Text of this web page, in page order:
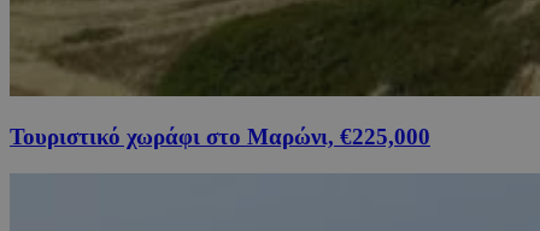
Τουριστικό χωράφι στο Μαρώνι, €225,000